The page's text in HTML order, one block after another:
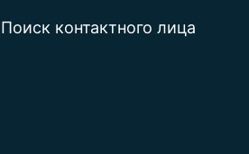
Поиск контактного лица